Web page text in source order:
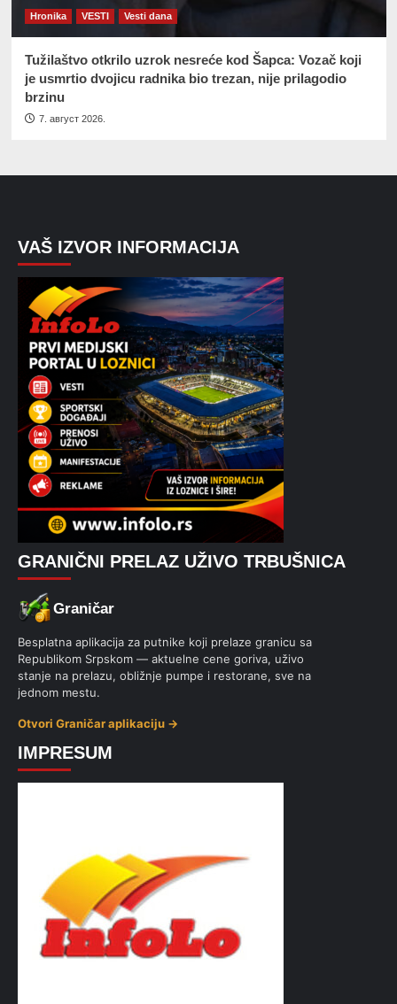
Hronika VESTI Vesti dana
Tužilaštvo otkrilo uzrok nesreće kod Šapca: Vozač koji
je usmrtio dvojicu radnika bio trezan, nije prilagodio
brzinu
7. август 2026.
VAŠ IZVOR INFORMACIJA
GRANIČNI PRELAZ UŽIVO TRBUŠNICA
Graničar
Besplatna aplikacija za putnike koji prelaze granicu sa
Republikom Srpskom — aktuelne cene goriva, uživo
stanje na prelazu, obližnje pumpe i restorane, sve na
jednom mestu.
Otvori Graničar aplikaciju →
IMPRESUM